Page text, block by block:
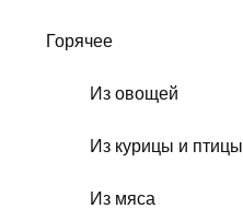
Горячее
Из овощей
Из курицы и птицы
Из мяса